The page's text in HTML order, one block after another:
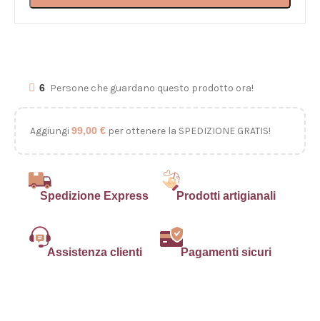
6 Persone che guardano questo prodotto ora!
Aggiungi 99,00 € per ottenere la SPEDIZIONE GRATIS!
Spedizione Express Prodotti artigianali
Assistenza clienti Pagamenti sicuri